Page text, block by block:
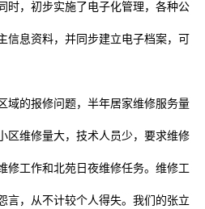
时，初步实施了电子化管理，各种公
信息资料，并同步建立电子档案，可
的报修问题，半年居家维修服务量
区维修量大，技术人员少，要求维修
修工作和北苑日夜维修任务。维修工
言，从不计较个人得失。我们的张立